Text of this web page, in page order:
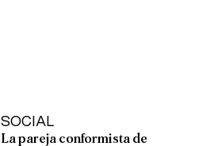
SOCIAL
La pareja conformista de